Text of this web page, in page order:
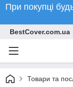
При покупці
BestCover.com.ua
Товари та